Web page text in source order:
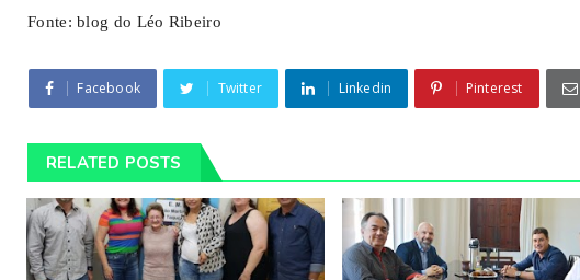
Fonte: blog do Léo Ribeiro
Facebook Twitter Linkedin Pinterest
RELATED POSTS